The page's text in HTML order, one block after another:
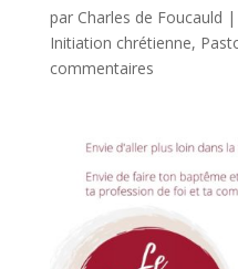
par Charles de Foucauld |
Initiation chrétienne,
commentaires